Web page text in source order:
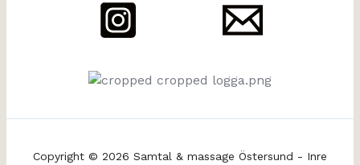
Copyright © 2026 Samtal & massage Östersund - Inre